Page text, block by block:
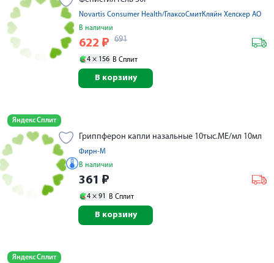
Novartis Consumer Health/ГлаксоСмитКляйн Хелскер АО
В наличии
622 ₽ 691
4 × 156 В Сплит
В корзину
Яндекс Сплит
Гриппферон капли назальные 10тыс.МЕ/мл 10мл
Фирн-М
В наличии
361 ₽
4 × 91 В Сплит
В корзину
Яндекс Сплит